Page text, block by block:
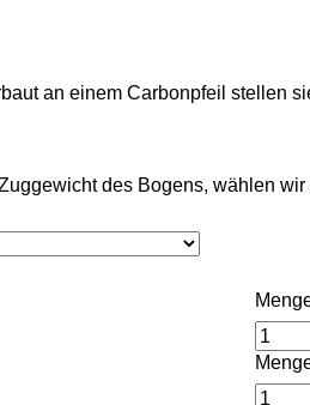
an einem Carbonpfeil stellen
des Bogens, wählen wir